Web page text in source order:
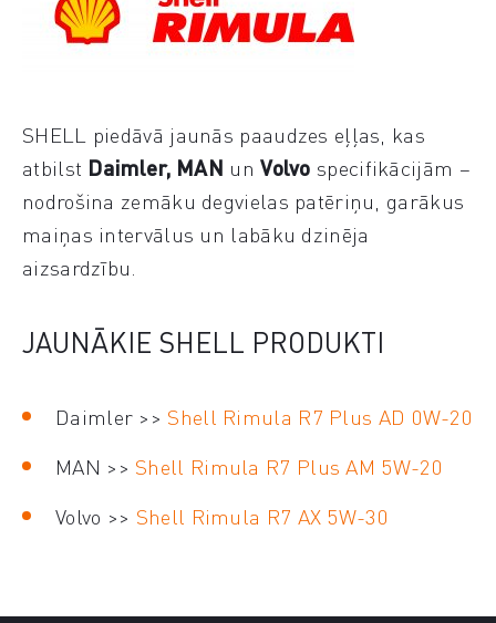
SHELL piedāvā jaunās paaudzes eļļas, kas
atbilst Daimler, MAN unVolvo specifikācijām –
nodrošina zemāku degvielas patēriņu, garākus
maiņas intervālus un labāku dzinēja
aizsardzību.
JAUNĀKIE SHELL PRODUKTI
Daimler >> Shell Rimula R7 Plus AD 0W-20
MAN >> Shell Rimula R7 Plus AM 5W-20
Volvo >> Shell Rimula R7 AX 5W-30